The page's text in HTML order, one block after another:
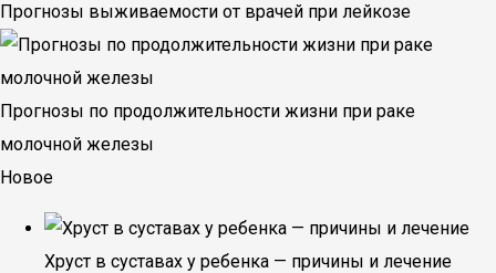
Прогнозы выживаемости от врачей при лейкозе
Прогнозы по продолжительности жизни при раке
молочной железы
Новое
Хруст в суставах у ребенка — причины и лечение